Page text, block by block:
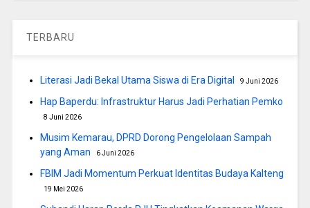
TERBARU
Literasi Jadi Bekal Utama Siswa di Era Digital 9 Juni 2026
Hap Baperdu: Infrastruktur Harus Jadi Perhatian Pemko
8 Juni 2026
Musim Kemarau, DPRD Dorong Pengelolaan Sampah
yang Aman
6 Juni 2026
FBIM Jadi Momentum Perkuat Identitas Budaya Kalteng
19 Mei 2026